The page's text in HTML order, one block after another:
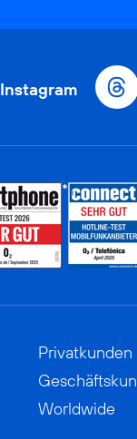
Instagram
Privatkunden
Worldwide